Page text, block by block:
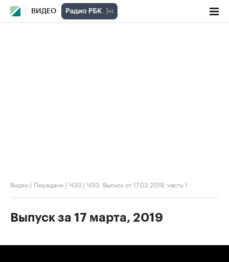
ВИДЕО
Видео / Передачи /ЧЭЗ /ЧЭЗ. Выпуск от 17.03.2019, часть 1
Выпуск за 17 марта, 2019